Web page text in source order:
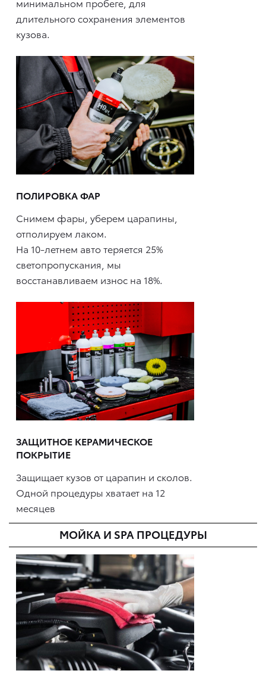
длительного сохранения элементов
кузова.
ПОЛИРОВКА ФАР
Снимем фары, уберем царапины,
отполируем лаком.
На 10-летнем авто теряется 25%
светопропускания, мы
восстанавливаем износ на 18%.
ЗАЩИТНОЕ КЕРАМИЧЕСКОЕ
ПОКРЫТИЕ
Защищает кузов от царапин и сколов.
Одной процедуры хватает на 12
месяцев
МОЙКА И SPA ПРОЦЕДУРЫ